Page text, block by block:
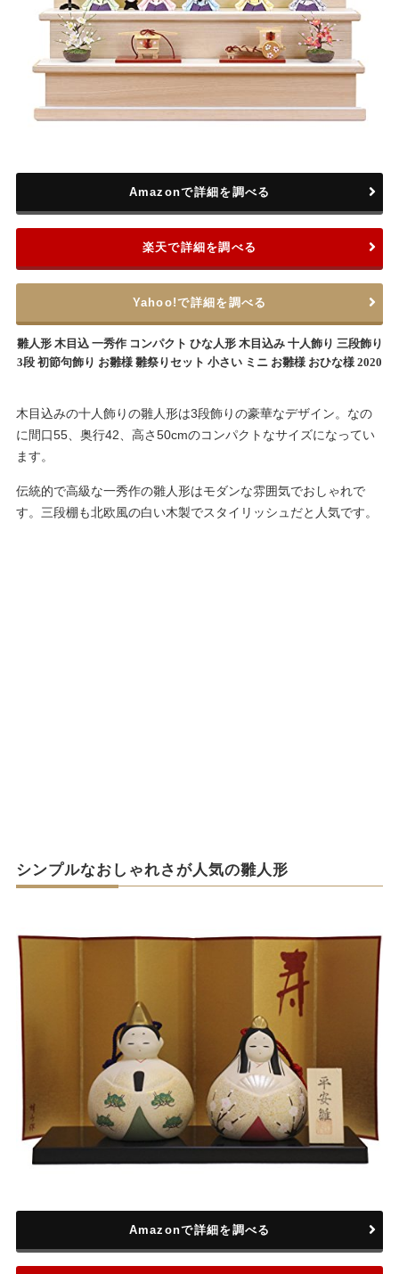
雛人形 木目込 一秀作 コンパクト ひな人形 木目込み 十人飾り 三段飾り
3段 初節句飾り お雛様 雛祭りセット 小さい ミニ お雛様 おひな様 2020
Amazonで詳細を調べる
楽天で詳細を調べる
Yahoo!で詳細を調べる
木目込みの十人飾りの雛人形は3段飾りの豪華なデザイン。なの
に間口55、奥行42、高さ50cmのコンパクトなサイズになってい
ます。
伝統的で高級な一秀作の雛人形はモダンな雰囲気でおしゃれで
す。三段棚も北欧風の白い木製でスタイリッシュだと人気です。
シンプルなおしゃれさが人気の雛人形
Amazonで詳細を調べる